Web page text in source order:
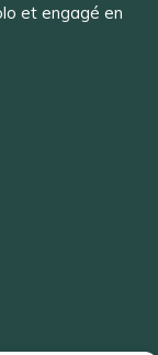
et engagé en